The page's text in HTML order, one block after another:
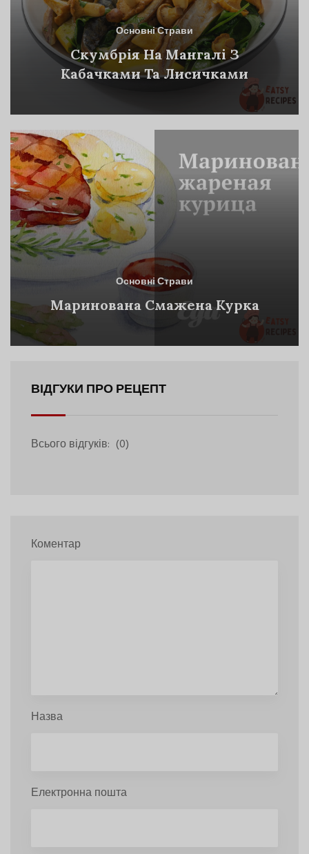
Основні Страви
Скумбрія На Мангалі З
Кабачками Та Лисичками
Основні Страви
Маринована Смажена Курка
ВІДГУКИ ПРО РЕЦЕПТ
Всього відгуків: (0)
Коментар
Назва
Електронна пошта